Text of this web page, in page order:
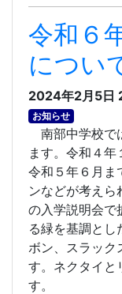
令和６
につい
2024年2月5日
お知らせ
南部中学校で
ます。令和４年
令和５年６月ま
ンなどが考えら
の入学説明会で
る緑を基調とし
ボン、スラック
す。ネクタイと
す。